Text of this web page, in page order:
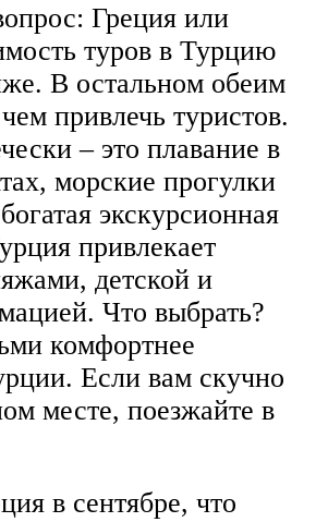
Греция или
туров в Турцию
В остальном обеим
привлечь туристов.
– это плавание в
морские прогулки
экскурсионная
привлекает
детской и
Что выбрать?
комфортнее
Если вам скучно
месте, поезжайте в
в сентябре, что